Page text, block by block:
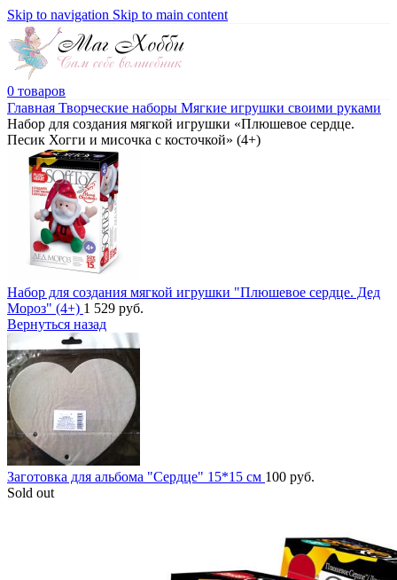
Skip to navigation Skip to main content
0 товаров
Главная Творческие наборы Мягкие игрушки своими руками
Набор для создания мягкой игрушки «Плюшевое сердце.
Песик Хогги и мисочка с косточкой» (4+)
Набор для создания мягкой игрушки "Плюшевое сердце. Дед
Мороз" (4+) 1 529 руб.
Вернуться назад
Заготовка для альбома "Сердце" 15*15 см 100 руб.
Sold out